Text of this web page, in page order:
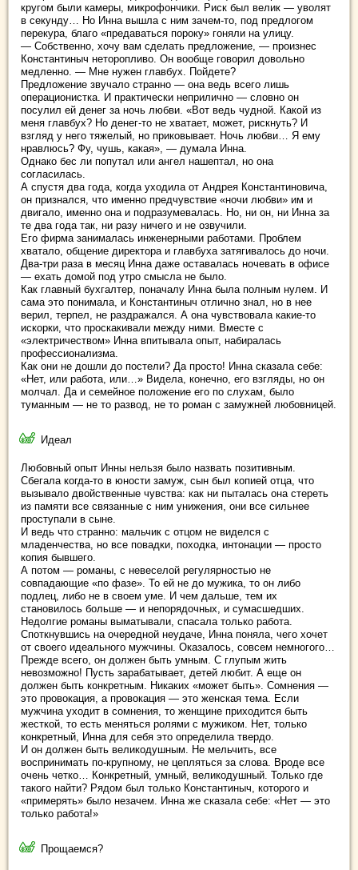
кругом были камеры, микрофончики. Риск был велик — уволят
в секунду… Но Инна вышла с ним зачем-то, под предлогом
перекура, благо «предаваться пороку» гоняли на улицу.
— Собственно, хочу вам сделать предложение, — произнес
Константиныч неторопливо. Он вообще говорил довольно
медленно. — Мне нужен главбух. Пойдете?
Предложение звучало странно — она ведь всего лишь
операционистка. И практически неприлично — словно он
посулил ей денег за ночь любви. «Вот ведь чудной. Какой из
меня главбух? Но денег-то не хватает, может, рискнуть? И
взгляд у него тяжелый, но приковывает. Ночь любви… Я ему
нравлюсь? Фу, чушь, какая», — думала Инна.
Однако бес ли попутал или ангел нашептал, но она
согласилась.
А спустя два года, когда уходила от Андрея Константиновича,
он признался, что именно предчувствие «ночи любви» им и
двигало, именно она и подразумевалась. Но, ни он, ни Инна за
те два года так, ни разу ничего и не озвучили.
Его фирма занималась инженерными работами. Проблем
хватало, общение директора и главбуха затягивалось до ночи.
Два-три раза в месяц Инна даже оставалась ночевать в офисе
— ехать домой под утро смысла не было.
Как главный бухгалтер, поначалу Инна была полным нулем. И
сама это понимала, и Константиныч отлично знал, но в нее
верил, терпел, не раздражался. А она чувствовала какие-то
искорки, что проскакивали между ними. Вместе с
«электричеством» Инна впитывала опыт, набиралась
профессионализма.
Как они не дошли до постели? Да просто! Инна сказала себе:
«Нет, или работа, или…» Видела, конечно, его взгляды, но он
молчал. Да и семейное положение его по слухам, было
туманным — не то развод, не то роман с замужней любовницей.
Идеал
Любовный опыт Инны нельзя было назвать позитивным.
Сбегала когда-то в юности замуж, сын был копией отца, что
вызывало двойственные чувства: как ни пыталась она стереть
из памяти все связанные с ним унижения, они все сильнее
проступали в сыне.
И ведь что странно: мальчик с отцом не виделся с
младенчества, но все повадки, походка, интонации — просто
копия бывшего.
А потом — романы, с невеселой регулярностью не
совпадающие «по фазе». То ей не до мужика, то он либо
подлец, либо не в своем уме. И чем дальше, тем их
становилось больше — и непорядочных, и сумасшедших.
Недолгие романы выматывали, спасала только работа.
Споткнувшись на очередной неудаче, Инна поняла, чего хочет
от своего идеального мужчины. Оказалось, совсем немногого…
Прежде всего, он должен быть умным. С глупым жить
невозможно! Пусть зарабатывает, детей любит. А еще он
должен быть конкретным. Никаких «может быть». Сомнения —
это провокация, а провокация — это женская тема. Если
мужчина уходит в сомнения, то женщине приходится быть
жесткой, то есть меняться ролями с мужиком. Нет, только
конкретный, Инна для себя это определила твердо.
И он должен быть великодушным. Не мельчить, все
воспринимать по-крупному, не цепляться за слова. Вроде все
очень четко… Конкретный, умный, великодушный. Только где
такого найти? Рядом был только Константиныч, которого и
«примерять» было незачем. Инна же сказала себе: «Нет — это
только работа!»
Прощаемся?